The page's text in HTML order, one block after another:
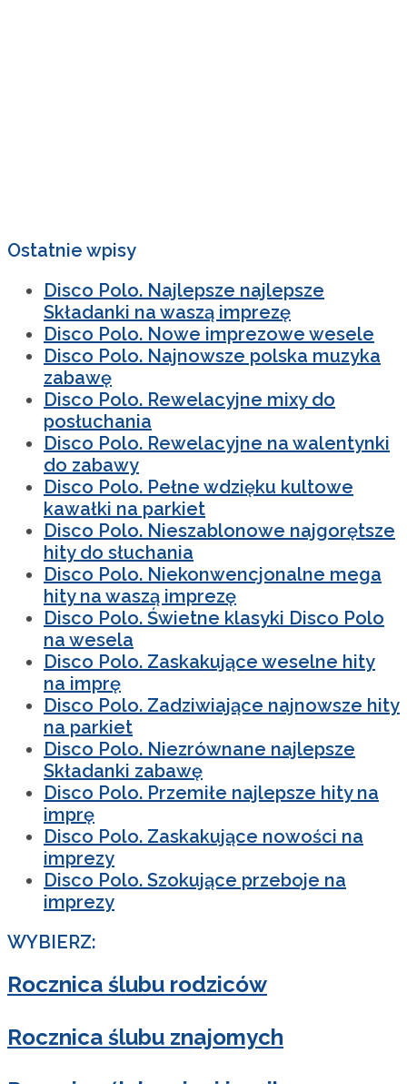
Ostatnie wpisy
Disco Polo. Najlepsze najlepsze
Składanki na waszą imprezę
Disco Polo. Nowe imprezowe wesele
Disco Polo. Najnowsze polska muzyka
zabawę
Disco Polo. Rewelacyjne mixy do
posłuchania
Disco Polo. Rewelacyjne na walentynki
do zabawy
Disco Polo. Pełne wdzięku kultowe
kawałki na parkiet
Disco Polo. Nieszablonowe najgorętsze
hity do słuchania
Disco Polo. Niekonwencjonalne mega
hity na waszą imprezę
Disco Polo. Świetne klasyki Disco Polo
na wesela
Disco Polo. Zaskakujące weselne hity
na imprę
Disco Polo. Zadziwiające najnowsze hity
na parkiet
Disco Polo. Niezrównane najlepsze
Składanki zabawę
Disco Polo. Przemiłe najlepsze hity na
imprę
Disco Polo. Zaskakujące nowości na
imprezy
Disco Polo. Szokujące przeboje na
imprezy
WYBIERZ:
Rocznica ślubu rodziców
Rocznica ślubu znajomych